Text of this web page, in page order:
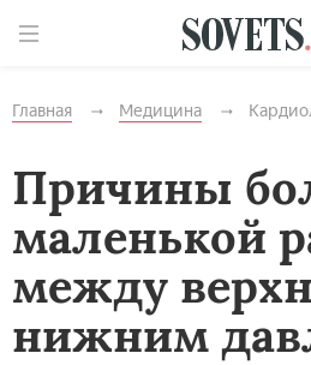
Главная Медицина
Причины
маленькой
между
нижним